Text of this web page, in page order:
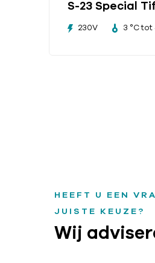
S-23 Special
230V 3 °C tot
HEEFT U EEN
JUISTE KEUZE?
Wij